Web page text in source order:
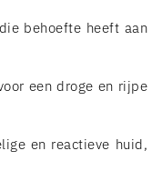
behoefte heeft aan
een droge en rijpe
en reactieve huid,